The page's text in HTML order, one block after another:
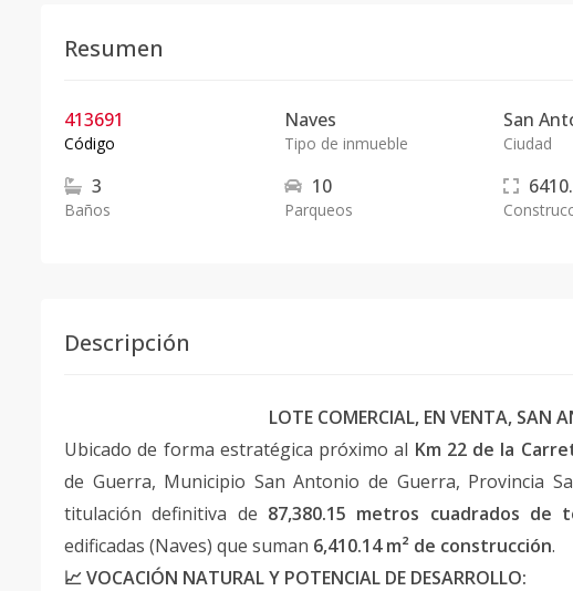
Resumen
413691
Código
Naves
Tipo de inmueble
San
Ciudad
3
Baños
10
Parqueos
Descripción
LOTE COMERCIAL, EN VENTA, SAN
Ubicado de forma estratégica próximo al Km 22 de la
de Guerra, Municipio San Antonio de Guerra, Provincia
titulación definitiva de 87,380.15 metros cuadrados de
edificadas (Naves) que suman 6,410.14 m² de construcción.
📈 VOCACIÓN NATURAL Y POTENCIAL DE DESARROLLO: